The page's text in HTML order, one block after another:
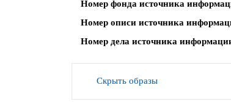
Номер фонда источника
Номер описи источника
Номер дела источника
Скрыть образы